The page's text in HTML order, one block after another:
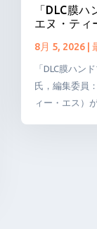
「DLC膜
エヌ・ティ
8月 5, 2026|
「DLC膜ハン
氏，編集委員
ィー・エス）